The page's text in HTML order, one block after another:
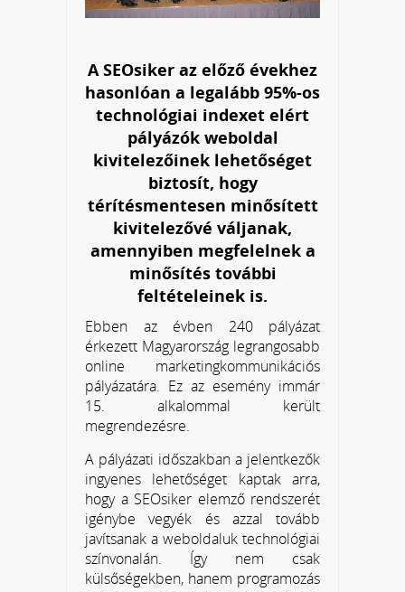
A SEOsiker az előző évekhez
hasonlóan a legalább 95%-os
technológiai indexet elért
pályázók weboldal
kivitelezőinek lehetőséget
biztosít, hogy
térítésmentesen minősített
kivitelezővé váljanak,
amennyiben megfelelnek a
minősítés további
feltételeinek is.
Ebben az évben 240 pályázat
érkezett Magyarország legrangosabb
online marketingkommunikációs
pályázatára. Ez az esemény immár
15. alkalommal került
megrendezésre.
A pályázati időszakban a jelentkezők
ingyenes lehetőséget kaptak arra,
hogy a SEOsiker elemző rendszerét
igénybe vegyék és azzal tovább
javítsanak a weboldaluk technológiai
színvonalán. Így nem csak
külsőségekben, hanem programozás